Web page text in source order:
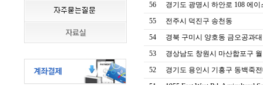
56
경기도 광명시 하안로 108 에
55
전주시 덕진구 송천동
54
경북 구미시 양호동 금오공과
53
경상남도 창원시 마산합포구
52
경기도 용인시 기흥구 동백죽전